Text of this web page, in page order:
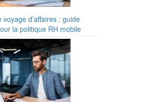
voyage d’affaires : guide
la politique RH mobile